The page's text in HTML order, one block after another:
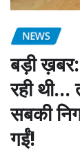
NEWS
बड़ी
रही थी…
सबकी
गईं!